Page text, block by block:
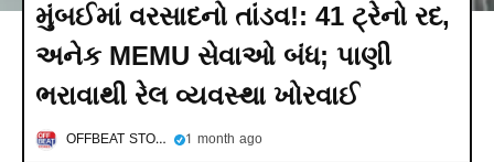
મુંબઈમાં વરસાદનો તાંડવ!: 41 ટ્રેનો રદ,
અનેક MEMU સેવાઓ બંધ; પાણી
ભરાવાથી રેલ વ્યવસ્થા ખોરવાઈ
OFFBEAT STORIES 1 month ago